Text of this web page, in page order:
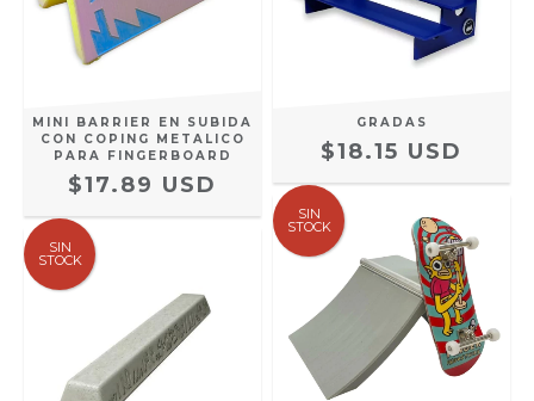
MINI BARRIER EN SUBIDA
CON COPING METALICO
PARA FINGERBOARD
$17.89 USD
GRADAS
$18.15 USD
SIN
STOCK
SIN
STOCK